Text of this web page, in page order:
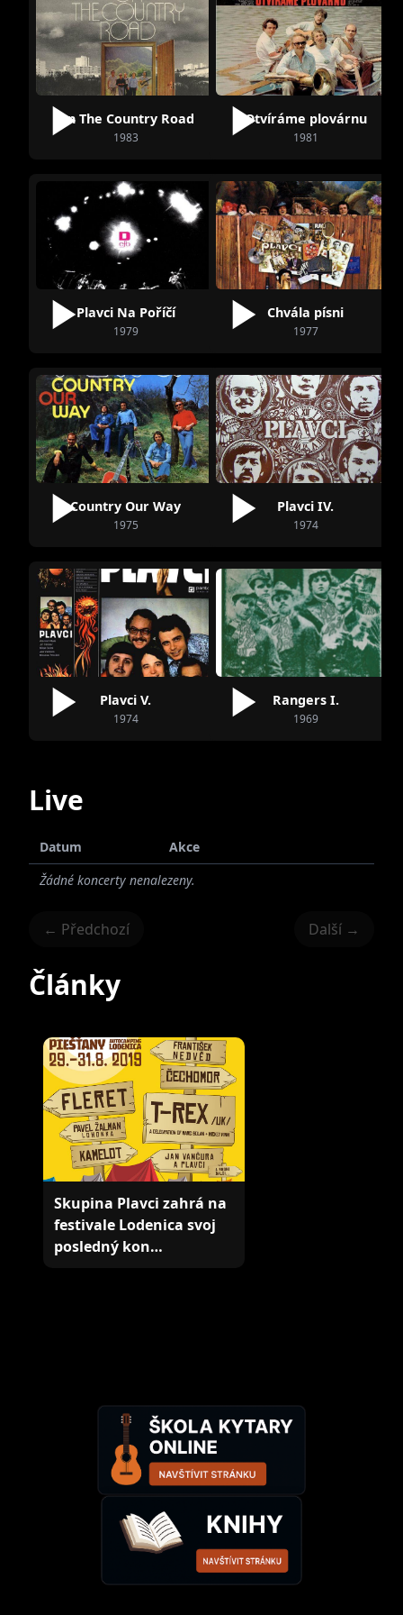
On The Country Road
1983
Otvíráme plovárnu
1981
Plavci Na Poříčí
1979
Chvála písni
1977
Country Our Way
1975
Plavci IV.
1974
Plavci V.
1974
Rangers I.
1969
Live
Datum
Akce
Žádné koncerty nenalezeny.
← Předchozí Další →
Články
Skupina Plavci zahrá na
festivale Lodenica svoj
posledný kon…